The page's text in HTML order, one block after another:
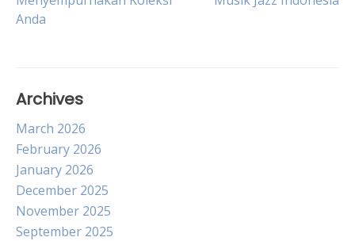
navigation
Anda
Archives
March 2026
February 2026
January 2026
December 2025
November 2025
September 2025